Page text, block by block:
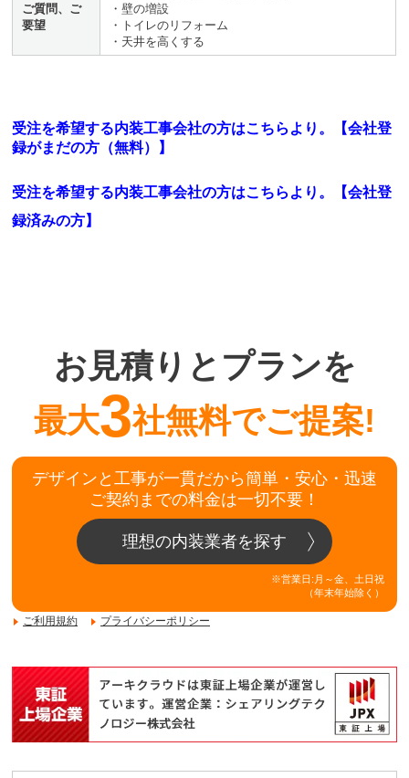
ご質問、ご
要望
・壁の増設
・トイレのリフォーム
・天井を高くする
受注を希望する内装工事会社の方はこちらより。【会社登
録がまだの方（無料）】
受注を希望する内装工事会社の方はこちらより。
【会社登
録済みの方】
お見積りとプランを
最大3社無料でご提案!
デザインと工事が一貫だから簡単・安心・迅速
ご契約までの料金は一切不要！
理想の内装業者を探す
※営業日:月～金、土日祝
（年末年始除く）
ご利用規約 プライバシーポリシー